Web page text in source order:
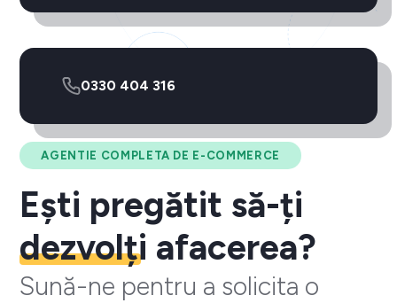
AGENTIE COMPLETA DE E-COMMERCE
Ești pregătit să-ți
dezvolți afacerea?
Sună-ne pentru a solicita o
0330 404 316